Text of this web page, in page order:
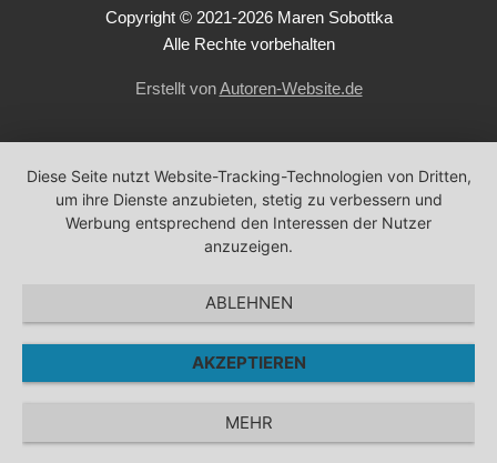
Copyright © 2021-2026 Maren Sobottka
Alle Rechte vorbehalten
Erstellt vonAutoren-Website.de
Diese Seite nutzt Website-Tracking-Technologien von Dritten,
um ihre Dienste anzubieten, stetig zu verbessern und
Werbung entsprechend den Interessen der Nutzer
anzuzeigen.
ABLEHNEN
AKZEPTIEREN
MEHR